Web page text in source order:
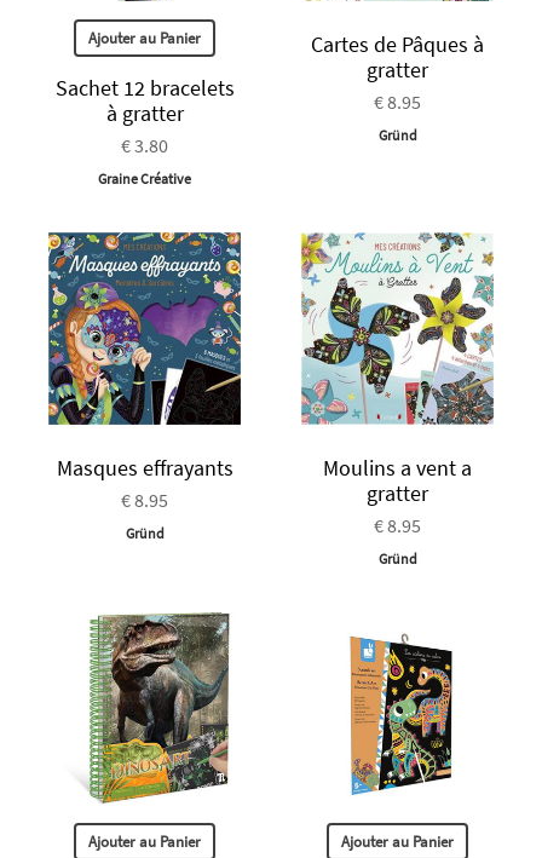
Ajouter au Panier
Sachet 12 bracelets
à gratter
€ 3.80
Graine Créative
Cartes de Pâques à
gratter
€ 8.95
Gründ
Masques effrayants
€ 8.95
Gründ
Moulins a vent a
gratter
€ 8.95
Gründ
Ajouter au Panier Ajouter au Panier